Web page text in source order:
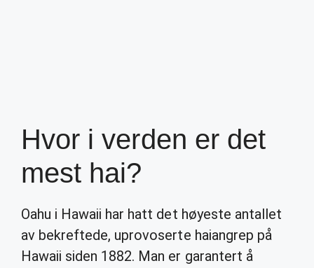
Hvor i verden er det
mest hai?
Oahu i Hawaii har hatt det høyeste antallet
av bekreftede, uprovoserte haiangrep på
Hawaii siden 1882. Man er garantert å